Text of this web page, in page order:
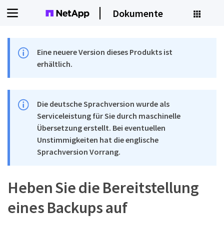
Dokumente
Eine neuere Version dieses Produkts ist
erhältlich.
Die deutsche Sprachversion wurde als
Serviceleistung für Sie durch maschinelle
Übersetzung erstellt. Bei eventuellen
Unstimmigkeiten hat die englische
Sprachversion Vorrang.
Heben Sie die Bereitstellung
eines Backups auf